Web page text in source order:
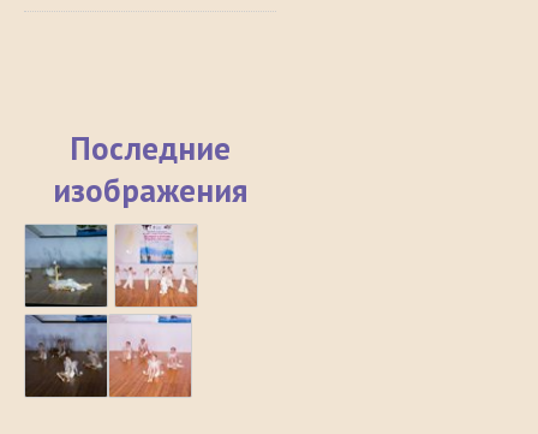
Последние
изображения